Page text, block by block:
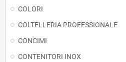
COLORI
COLTELLERIA PROFESSIONALE
CONCIMI
CONTENITORI INOX